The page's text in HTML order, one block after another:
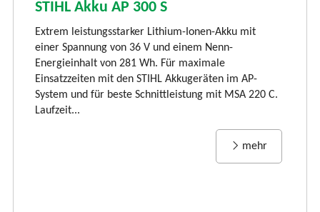
STIHL Akku AP 300 S
Extrem leistungsstarker Lithium-Ionen-Akku mit
einer Spannung von 36 V und einem Nenn-
Energieinhalt von 281 Wh. Für maximale
Einsatzzeiten mit den STIHL Akkugeräten im AP-
System und für beste Schnittleistung mit MSA 220 C.
Laufzeit...
mehr